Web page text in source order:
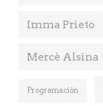
Imma Prieto
Mercè Alsina
Programación